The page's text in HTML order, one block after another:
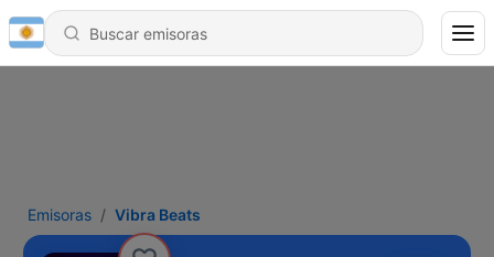
Emisoras Vibra Beats